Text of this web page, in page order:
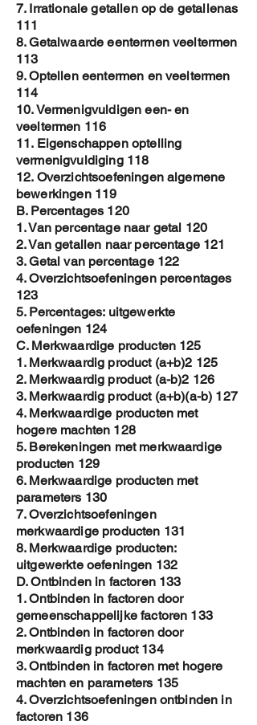
7. Irrationale getallen op de getallenas
111
8. Getalwaarde eentermen veeltermen
113
9. Optellen eentermen en veeltermen
114
10. Vermenigvuldigen een- en
veeltermen 116
11. Eigenschappen optelling
vermenigvuldiging 118
12. Overzichtsoefeningen algemene
bewerkingen 119
B. Percentages 120
1. Van percentage naar getal 120
2. Van getallen naar percentage 121
3. Getal van percentage 122
4. Overzichtsoefeningen percentages
123
5. Percentages: uitgewerkte
oefeningen 124
C. Merkwaardige producten 125
1. Merkwaardig product (a+b)2 125
2. Merkwaardig product (a-b)2 126
3. Merkwaardig product (a+b)(a-b) 127
4. Merkwaardige producten met
hogere machten 128
5. Berekeningen met merkwaardige
producten 129
6. Merkwaardige producten met
parameters 130
7. Overzichtsoefeningen
merkwaardige producten 131
8. Merkwaardige producten:
uitgewerkte oefeningen 132
D. Ontbinden in factoren 133
1. Ontbinden in factoren door
gemeenschappelijke factoren 133
2. Ontbinden in factoren door
merkwaardig product 134
3. Ontbinden in factoren met hogere
machten en parameters 135
4. Overzichtsoefeningen ontbinden in
factoren 136